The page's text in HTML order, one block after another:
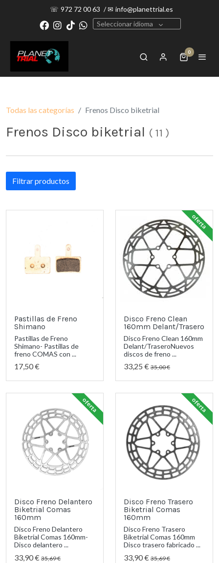
☏ 972 72 00 63 /✉ info@planettrial.es
Seleccionar idioma
0
Todas las categorías Frenos Disco biketrial
Frenos Disco biketrial ( 11 )
Filtrar productos
Pastillas de Freno
Shimano
Pastillas de Freno
Shimano- Pastillas de
freno COMAS con ...
17,50 €
Disco Freno Clean
160mm Delant/Trasero
Disco Freno Clean 160mm
Delant/TraseroNuevos
discos de freno ...
33,25 € 35,00 €
oferta
Disco Freno Delantero
Biketrial Comas
160mm
Disco Freno Delantero
Biketrial Comas 160mm-
Disco delantero ...
33,90 € 35,69 €
oferta
Disco Freno Trasero
Biketrial Comas
160mm
Disco Freno Trasero
Biketrial Comas 160mm
Disco trasero fabricado ...
33,90 € 35,69 €
oferta